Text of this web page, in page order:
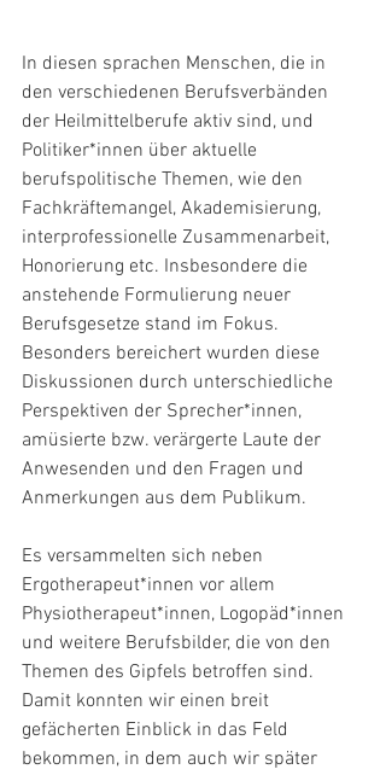
In diesen sprachen Menschen, die in
den verschiedenen Berufsverbänden
der Heilmittelberufe aktiv sind, und
Politiker*innen über aktuelle
berufspolitische Themen, wie den
Fachkräftemangel, Akademisierung,
interprofessionelle Zusammenarbeit,
Honorierung etc. Insbesondere die
anstehende Formulierung neuer
Berufsgesetze stand im Fokus.
Besonders bereichert wurden diese
Diskussionen durch unterschiedliche
Perspektiven der Sprecher*innen,
amüsierte bzw. verärgerte Laute der
Anwesenden und den Fragen und
Anmerkungen aus dem Publikum.
Es versammelten sich neben
Ergotherapeut*innen vor allem
Physiotherapeut*innen, Logopäd*innen
und weitere Berufsbilder, die von den
Themen des Gipfels betroffen sind.
Damit konnten wir einen breit
gefächerten Einblick in das Feld
bekommen, in dem auch wir später